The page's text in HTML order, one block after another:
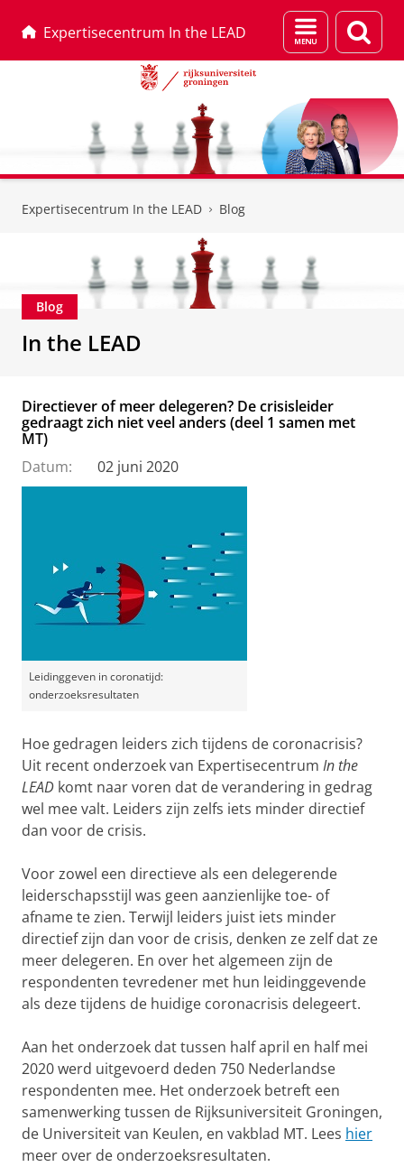
Expertisecentrum In the LEAD
Menu
en
Expertisecentrum In the LEAD Blog
Blog
In the LEAD
Directiever of meer delegeren? De crisisleider
gedraagt zich niet veel anders (deel 1 samen met
MT)
Datum:
02 juni 2020
Leidinggeven in coronatijd:
onderzoeksresultaten
Hoe gedragen leiders zich tijdens de coronacrisis?
Uit recent onderzoek van Expertisecentrum In the
LEAD komt naar voren dat de verandering in gedrag
wel mee valt. Leiders zijn zelfs iets minder directief
dan voor de crisis.
Voor zowel een directieve als een delegerende
leiderschapsstijl was geen aanzienlijke toe- of
afname te zien. Terwijl leiders juist iets minder
directief zijn dan voor de crisis, denken ze zelf dat ze
meer delegeren. En over het algemeen zijn de
respondenten tevredener met hun leidinggevende
als deze tijdens de huidige coronacrisis delegeert.
Aan het onderzoek dat tussen half april en half mei
2020 werd uitgevoerd deden 750 Nederlandse
respondenten mee. Het onderzoek betreft een
samenwerking tussen de Rijksuniversiteit Groningen,
de Universiteit van Keulen, en vakblad MT. Lees hier
meer over de onderzoeksresultaten.